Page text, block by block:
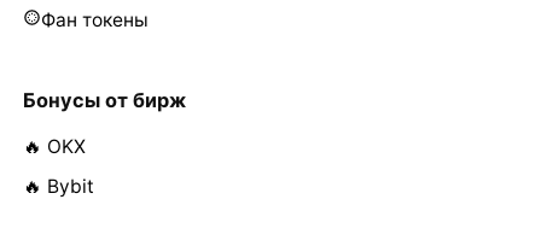
Фан токены
Бонусы от бирж
🔥 OKX
🔥 Bybit